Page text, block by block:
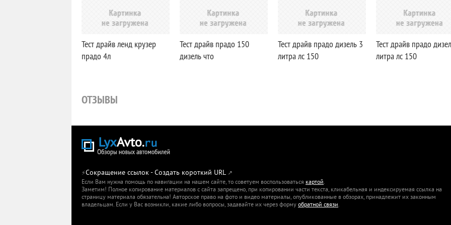
Тест драйв ленд крузер
прадо 4л
Тест драйв прадо 150
дизель что
Тест драйв прадо дизель 3
литра лс 150
Тест драйв прадо
литра лс 150
ОТЗЫВЫ
⚡Сокращение ссылок - Создать короткий URL ↗
Если Вам нужна помощь по навигации на нашем сайте, то советуем воспользоваться картой.
Заметим! Полное копирование материалов с сайта запрещено, при копировании части текста, кликабельная и индексируемая ссылка на
страницу материала обязательна! Авторское право на фото и видео материалы, опубликованные в обзорах, принадлежит их законным
владельцам. Если у Вас возникли, какие либо вопросы, задавайте их через форму обратной связи.